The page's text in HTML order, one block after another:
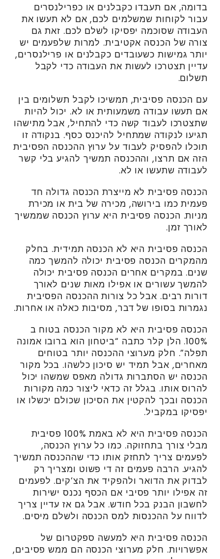
בדומה, אם תעבדו כקבלנים או כפרילנסרים
עבור לקוחות שמשלמים לכם, אם לא תעשו את
העבודה שסוכמה יפסיקו לשלם לכם. זאת גם
צורה של הכנסה אקטיבית. למרות שלפעמים יש
יותר גמישות כשעובדים כקבלנים או פרילנסרים,
עדיין תצטרכו לעשות את העבודה כדי לקבל
תשלום.
עם הכנסה פסיבית, תמשיכו לקבל תשלומים בין
אם תעשו עבודה משמעותית או לא. יכול להיות
שתצטרכו לעבוד קשה כדי להתחיל, אבל מתישהו
תגיעו לנקודה שמתחיל להיכנס כסף. בנקודה זו
תוכלו להפסיק לעבוד על ערוץ ההכנסה הפסיבית
הזה אם תרצו, וההכנסה תמשיך להגיע בלי קשר
לעבודה שתעשו או לא.
הכנסה פסיבית לא מייצרת הכנסה גדולה חד
פעמית כמו בירושה, מכירה של בית או מכירת
מניות. הכנסה פסיבית היא ערוץ הכנסה שממשיך
לאורך זמן.
הכנסה פסיבית היא לא הכנסה תמידית. בחלק
מהמקרים הכנסה פסיבית יכולה להמשך כמה
שנים. במקרים אחרים הכנסה פסיבית יכולה
להמשך עשורים או אפילו מאות שנים לאורך
דורות רבים. אבל כל צורות ההכנסה הפסיבית
נגמרות בסופו של דבר, מסיבות כאלה או אחרות.
הכנסה פסיבית היא לא מקור הכנסה בטוח ב
100%. הלן קלר כתבה “ביטחון הוא ברובו אמונה
תפלה”. חלק מערוצי ההכנסה יותר בטוחים
מאחרים, אבל תמיד יש סיכון כלשהו. בכל מקור
הכנסה יש הסתברות גדולה מאפס שמשהו יכול
להרוס אותו. בגלל זה כדאי ליצור כמה מקורות
הכנסה ובכך להקטין את הסיכון שכולם יכשלו או
יפסיקו במקביל.
הכנסה פסיבית היא לא באמת 100% פסיבית
מבלי צורך בתחזוקה. כמו כל ערוץ הכנסה,
לפעמים צריך לתחזק אותו כדי שההכנסה תמשיך
להגיע. הרבה פעמים זה די פשוט ומצריך רק
לבדוק את הדואר ולהפקיד את הצ’קים. לפעמים
זה אפילו יותר פסיבי אם הכסף נכנס ישירות
לחשבון הבנק בכל חודש. אבל גם אז עדיין צריך
לדווח על ההכנסות למס הכנסה ולשלם מיסים.
הכנסה פסיבית היא למעשה ספקטרום של
אפשרויות. חלק מערוצי הכנסה הם ממש פסיבים,